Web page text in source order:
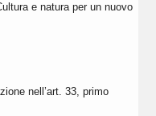
e natura per un nuovo
nell’art. 33, primo